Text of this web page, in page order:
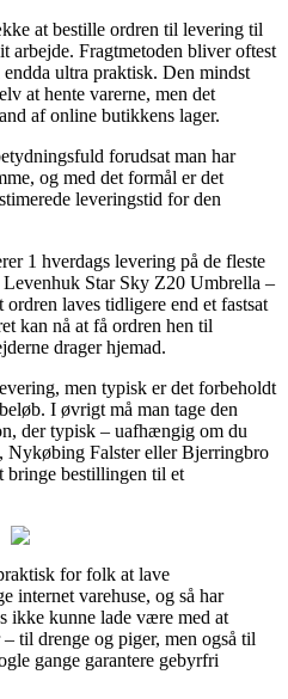
at bestille ordren til levering til
arbejde. Fragtmetoden bliver oftest
ultra praktisk. Den mindst
at hente varerne, men det
af online butikkens lager.
forudsat man har
og med det formål er det
leveringstid for den
1 hverdags levering på de fleste
Levenhuk Star Sky Z20 Umbrella –
laves tidligere end et fastsat
kan nå at få ordren hen til
drager hjemad.
men typisk er det forbeholdt
I øvrigt må man tage den
der typisk – uafhængig om du
Nykøbing Falster eller Bjerringbro
bestillingen til et
for folk at lave
internet varehuse, og så har
ikke kunne lade være med at
til drenge og piger, men også til
gange garantere gebyrfri